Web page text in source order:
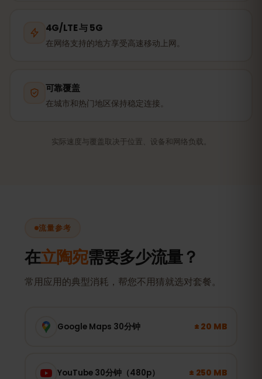
4G/LTE 与 5G
在网络支持的地方享受高速移动上网。
可靠覆盖
在城市和热门地区保持稳定连接。
实际速度与覆盖取决于位置、设备和网络负载。
流量参考
在立陶宛需要多少流量？
常用应用的典型消耗，帮您不用猜就选对套餐。
Google Maps 30分钟 ± 20 MB
YouTube 30分钟（480p） ± 250 MB